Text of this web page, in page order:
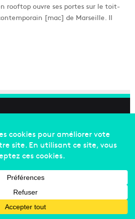
rooftop ouvre ses portes sur le toit-
[mac] de Marseille. Il
Made in Marseille. Tous droits
légales-nous contacter-qui
nous-annonceurs
LinkedinYouTubeInstagram
RSS